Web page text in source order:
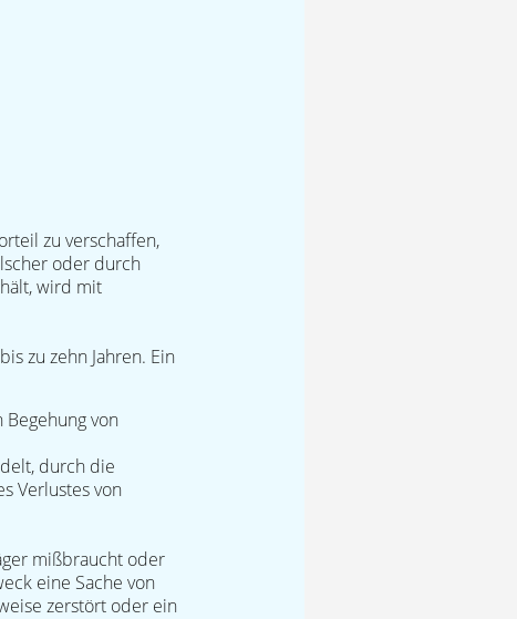
zu verschaffen,
oder durch
wird mit
zu zehn Jahren. Ein
von
durch die
Verlustes von
mißbraucht oder
eine Sache von
zerstört oder ein